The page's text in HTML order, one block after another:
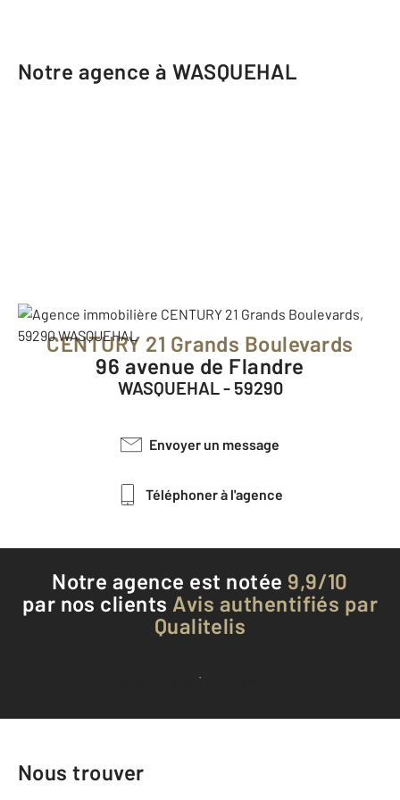
Notre agence à WASQUEHAL
CENTURY 21 Grands Boulevards
96 avenue de Flandre
WASQUEHAL - 59290
Envoyer un message
Téléphoner à l'agence
Notre agence est notée 9,9/10
par nos clients Avis authentifiés par
Qualitelis
Voir tous les avis clients
Nous trouver